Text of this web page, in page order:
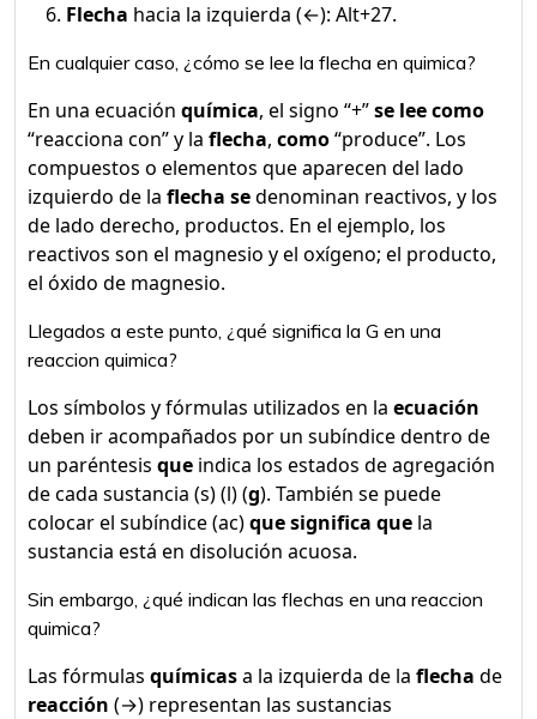
Flecha hacia la izquierda (←): Alt+27.
En cualquier caso, ¿cómo se lee la flecha en quimica?
En una ecuación química, el signo “+”se lee como
“reacciona con” y la flecha, como“produce”. Los
compuestos o elementos que aparecen del lado
izquierdo de la flecha sedenominan reactivos, y los
de lado derecho, productos. En el ejemplo, los
reactivos son el magnesio y el oxígeno; el producto,
el óxido de magnesio.
Llegados a este punto, ¿qué significa la G en una
reaccion quimica?
Los símbolos y fórmulas utilizados en la ecuación
deben ir acompañados por un subíndice dentro de
un paréntesis que indica los estados de agregación
de cada sustancia (s) (l) (g). También se puede
colocar el subíndice (ac)que significa que la
sustancia está en disolución acuosa.
Sin embargo, ¿qué indican las flechas en una reaccion
quimica?
Las fórmulas químicasa la izquierda de la flecha de
reacción (→) representan las sustancias